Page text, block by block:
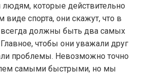
которые действительно
виде спорта, они скажут, что в
должны быть два самых
чтобы они уважали друг
проблемы. Невозможно точно
самыми быстрыми, но мы